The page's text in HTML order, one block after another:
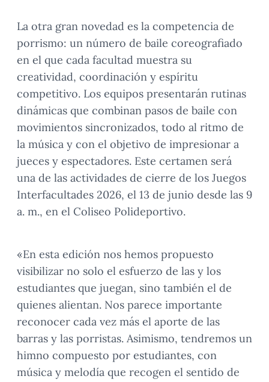
La otra gran novedad es la competencia de
porrismo: un número de baile coreografiado
en el que cada facultad muestra su
creatividad, coordinación y espíritu
competitivo. Los equipos presentarán rutinas
dinámicas que combinan pasos de baile con
movimientos sincronizados, todo al ritmo de
la música y con el objetivo de impresionar a
jueces y espectadores. Este certamen será
una de las actividades de cierre de los Juegos
Interfacultades 2026, el 13 de junio desde las 9
a. m., en el Coliseo Polideportivo.
«En esta edición nos hemos propuesto
visibilizar no solo el esfuerzo de las y los
estudiantes que juegan, sino también el de
quienes alientan. Nos parece importante
reconocer cada vez más el aporte de las
barras y las porristas. Asimismo, tendremos un
himno compuesto por estudiantes, con
música y melodía que recogen el sentido de